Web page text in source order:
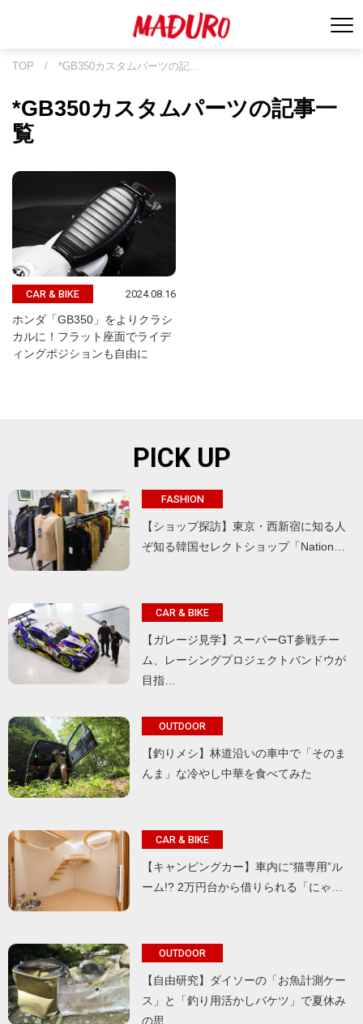
TOP / *GB350カスタムパーツの記…
*GB350カスタムパーツの記事一
覧
CAR & BIKE 2024.08.16
ホンダ「GB350」をよりクラシ
カルに！フラット座面でライデ
ィングポジションも自由に
PICK UP
FASHION
【ショップ探訪】東京・西新宿に知る人
ぞ知る韓国セレクトショップ「Nation…
CAR & BIKE
【ガレージ見学】スーパーGT参戦チー
ム、レーシングプロジェクトバンドウが
目指…
OUTDOOR
【釣りメシ】林道沿いの車中で「そのま
んま」な冷やし中華を食べてみた
CAR & BIKE
【キャンピングカー】車内に“猫専用”ル
ーム!? 2万円台から借りられる「にゃ…
OUTDOOR
【自由研究】ダイソーの「お魚計測ケー
ス」と「釣り用活かしバケツ」で夏休み
の思…